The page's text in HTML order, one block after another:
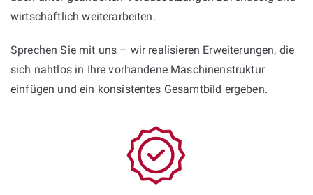
wirtschaftlich weiterarbeiten.
Sprechen Sie mit uns – wir realisieren Erweiterungen, die
sich nahtlos in Ihre vorhandene Maschinenstruktur
einfügen und ein konsistentes Gesamtbild ergeben.